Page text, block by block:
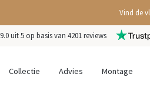
Vind de
9.0 uit 5 op basis van 4201 reviews
Collectie Advies Montage